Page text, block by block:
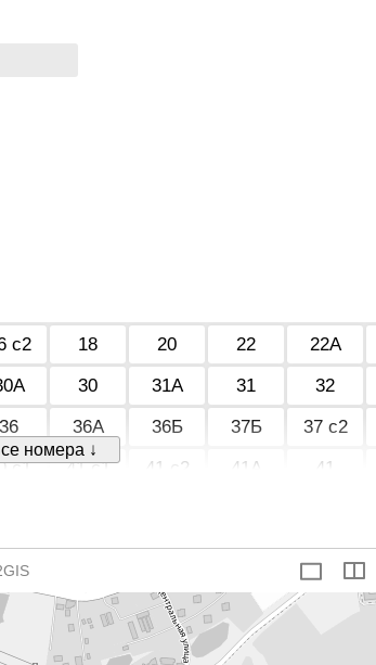
с2 18 20 22 22А
30 31А 31 32
36 36А 36Б 37Б 37 с2
с1 41 с1 41 с2 41А 41
53 54А 54 55 55А
+
номера ↓